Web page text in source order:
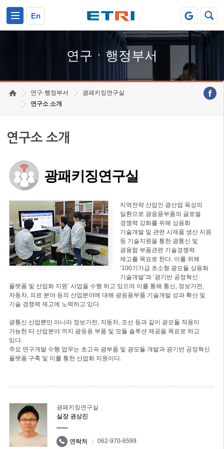
En
연구ㆍ행정부서
연구·행정부서
광패키징연구실
연구소 소개
연구소 소개
광패키징연구실
지역전략 산업인 광산업 육성의
일환으로 광응용부품의 글로벌
경쟁력 강화를 위해 상용화
기술개발 및 관련 시제품 생산 지원
등 기술지원을 통한 광통신 및
광융합 부품관련 기술경쟁력
제고를 목표로 한다. 이를 위해
‘100기가급 초소형 광모듈 상용화
기술개발’과 ‘광기반 공정혁신
플랫폼 및 산업화 지원’ 사업을 수행 하고 있으며 이를 통해 통신, 정보가전,
자동차, 의료 분야 등의 산업분야에 대해 광응용부품 기술개발 성과 확산 및
기술 경쟁력 제고에 노력하고 있다.
광통신 산업뿐만 아니라 정보가전, 자동차, 조선 등과 같이 광모듈 적용이
가능한 타 산업분야 까지 광응용 부품 및 모듈 솔루션 제공을 목표로 하고
있다.
주요 연구개발 수행 업무는 초고속 광부품 및 광모듈 개발과 광기반 공정혁신
플랫폼 구축 및 이를 통한 산업화 지원이다.
광패키징연구실
실장 권상진
연락처 062-970-6599